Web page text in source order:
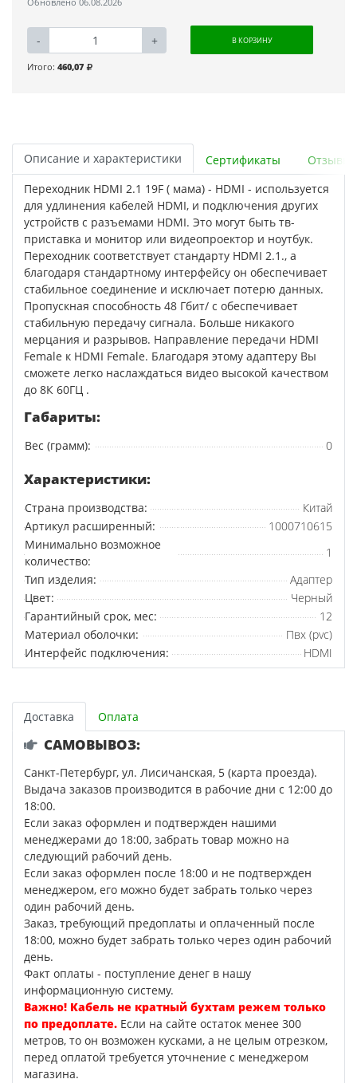
- + В КОРЗИНУ
Итого: 460,07
Описание и характеристики Сертификаты
Отзывы
Переходник HDMI 2.1 19F ( мама) - HDMI - используется
для удлинения кабелей HDMI, и подключения других
устройств с разъемами HDMI. Это могут быть тв-
приставка и монитор или видеопроектор и ноутбук.
Переходник соответствует стандарту HDMI 2.1., а
благодаря стандартному интерфейсу он обеспечивает
стабильное соединение и исключает потерю данных.
Пропускная способность 48 Гбит/ с обеспечивает
стабильную передачу сигнала. Больше никакого
мерцания и разрывов. Направление передачи HDMI
Female к HDMI Female. Благодаря этому адаптеру Вы
сможете легко наслаждаться видео высокой качеством
до 8К 60ГЦ .
Габариты:
Вес (грамм): 0
Характеристики:
Страна производства:
Китай
Артикул расширенный:
1000710615
Минимально возможное
количество:
1
Тип изделия:
Адаптер
Цвет:
Черный
Гарантийный срок, мес:
12
Материал оболочки:
Пвх (pvc)
Интерфейс подключения:
HDMI
Доставка Оплата
САМОВЫВОЗ:
Санкт-Петербург, ул. Лисичанская, 5 (карта проезда).
Выдача заказов производится в рабочие дни с 12:00 до
18:00.
Если заказ оформлен и подтвержден нашими
менеджерами до 18:00, забрать товар можно на
следующий рабочий день.
Если заказ оформлен после 18:00 и не подтвержден
менеджером, его можно будет забрать только через
один рабочий день.
Заказ, требующий предоплаты и оплаченный после
18:00, можно будет забрать только через один рабочий
день.
Факт оплаты - поступление денег в нашу
информационную систему.
Важно! Кабель не кратный бухтам режем только
по предоплате. Если на сайте остаток менее 300
метров, то он возможен кусками, а не целым отрезком,
перед оплатой требуется уточнение с менеджером
магазина.